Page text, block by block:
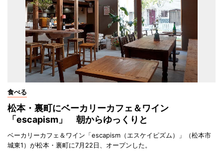
食べる
松本・裏町にベーカリーカフェ＆ワイン
「escapism」 朝からゆっくりと
ベーカリーカフェ＆ワイン「escapism（エスケイピズム）」（松本市
城東1）が松本・裏町に7月22日、オープンした。